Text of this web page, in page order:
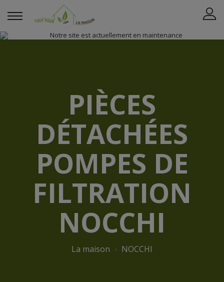
PIÈCES
DÉTACHÉES
POMPES DE
FILTRATION
NOCCHI
La maison NOCCHI